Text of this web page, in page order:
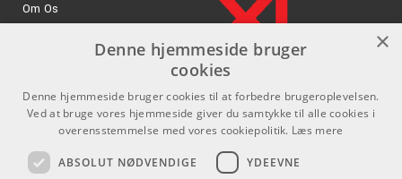
Om Os
GDPR & Cookies
.
Kontakt Sociale medier
×
Denne hjemmeside bruger
cookies
Denne hjemmeside bruger cookies til at forbedre brugeroplevelsen.
Ved at bruge vores hjemmeside giver du samtykke til alle cookies i
overensstemmelse med vores cookiepolitik. Læs mere
ABSOLUT NØDVENDIGE YDEEVNE